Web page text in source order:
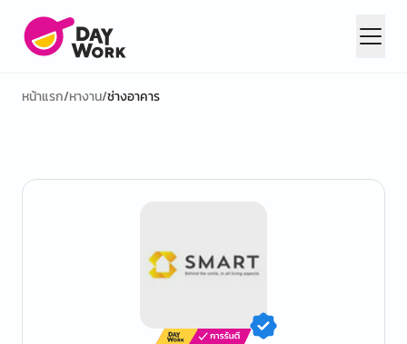
หน้าแรก/หางาน/ช่างอาคาร